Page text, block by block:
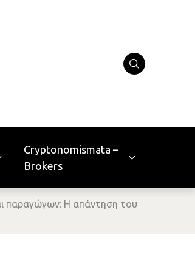
Cryptonomismata –
Brokers
παραγώγων: H απάντηση του